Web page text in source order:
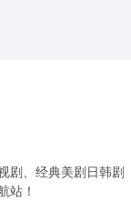
剧、经典美剧日韩剧
站！